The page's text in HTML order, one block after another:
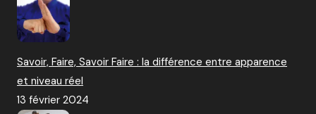
Savoir, Faire, Savoir Faire : la différence entre apparence
et niveau réel
13 février 2024